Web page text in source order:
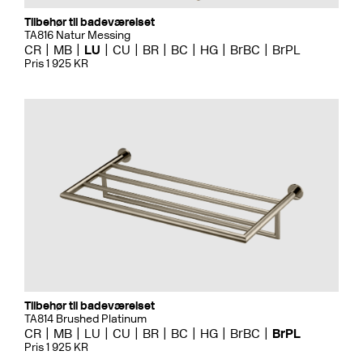
Tilbehør til badeværelset
TA816 Natur Messing
CR MB LU CU BR BC HG BrBC BrPL
Pris 1 925 KR
Tilbehør til badeværelset
TA814 Brushed Platinum
CR MB LU CU BR BC HG BrBC BrPL
Pris 1 925 KR